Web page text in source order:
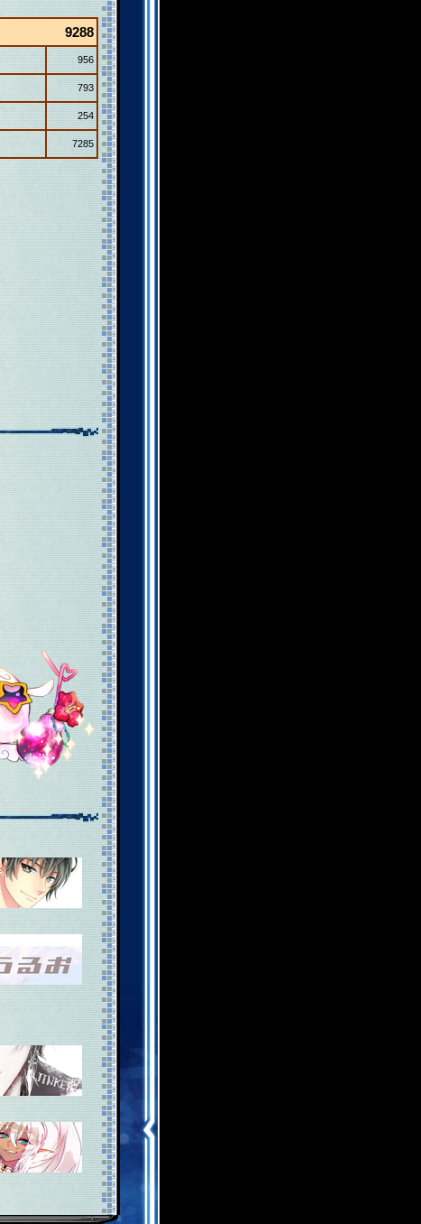
9288
956
793
254
7285